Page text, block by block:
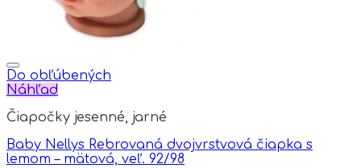
Do obľúbených
Náhľad
Čiapočky jesenné, jarné
Baby Nellys Rebrovaná dvojvrstvová čiapka s
lemom – mätová, veľ. 92/98